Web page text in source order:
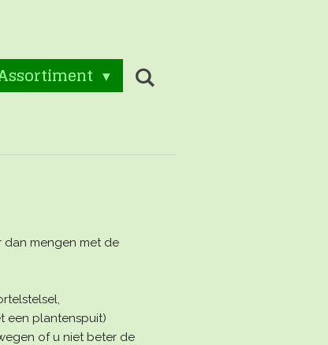
dan mengen met de
een plantenspuit)
of u niet beter de